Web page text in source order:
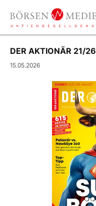
DER AKTIONÄR 21/26
15.05.2026